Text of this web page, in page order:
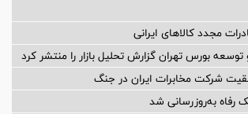
مجدد کالاهای ایرانی
بورس تهران گزارش تحلیل بازار را منتشر کرد
شرکت مخابرات ایران در جنگ
رفاه به‌روزرسانی شد